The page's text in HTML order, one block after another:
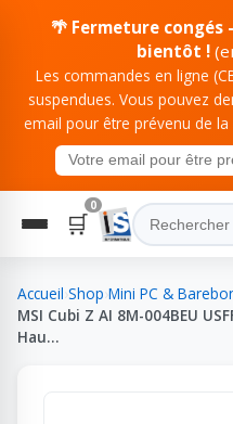
🌴 Fermeture
bientôt !
Les commandes en ligne
suspendues. Vous pouvez
email pour être prévenu de
🛒
0
Accueil Shop Mini PC &
MSI Cubi Z AI 8M-004BEU
Hau…